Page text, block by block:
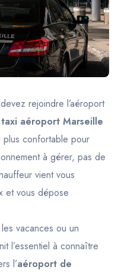
rejoindre l’aéroport
taxi aéroport Marseille
plus confortable pour
à gérer, pas de
vient vous
et vous dépose
vacances ou un
l’essentiel à connaître
l’aéroport de